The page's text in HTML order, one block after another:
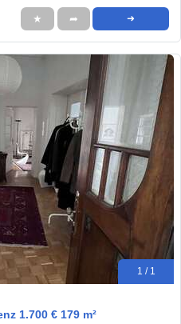
★ ➦ ➜
1 / 1
1.700 € 179 m²